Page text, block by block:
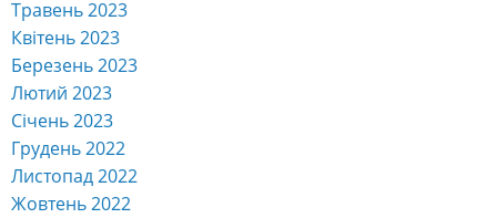
Травень 2023
Квітень 2023
Березень 2023
Лютий 2023
Січень 2023
Грудень 2022
Листопад 2022
Жовтень 2022